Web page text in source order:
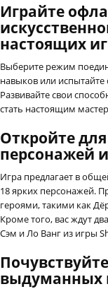
Играйте
настоящих
Выберите режим
навыков или
Развивайте свои
стать настоящим
Откройте
персонажей
Игра предлагает в
18 ярких персонажей.
героями, такими как
Кроме того, вас ждут
Сэм и Ло Ванг из игры
выдуманных